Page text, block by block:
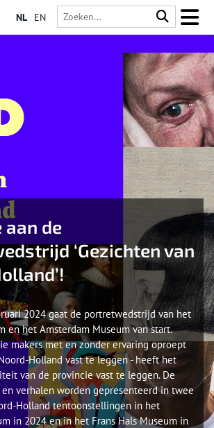
NL EN
aan de
‘Gezichten van
2024 gaat de portretwedstrijd van het
en het Amsterdam Museum van start.
makers met en zonder ervaring oproept
Holland vast te leggen - heeft het
van de provincie vast te leggen. De
verhalen worden gepresenteerd in twee
Holland tentoonstellingen in het
in 2024 en in het Frans Hals Museum in